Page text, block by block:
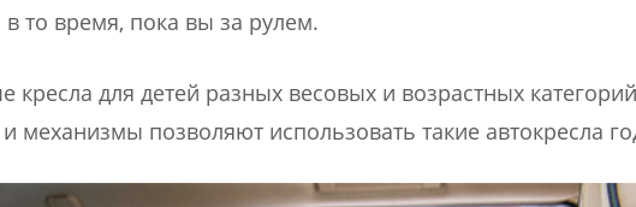
то время, пока вы за рулем.
кресла для детей разных весовых и возрастных
механизмы позволяют использовать такие автокресла